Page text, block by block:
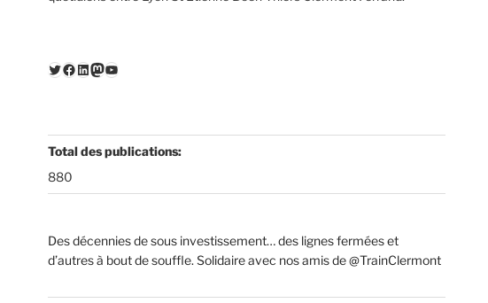
Twitter
Facebook
LinkedIn
Mastodon
YouTube
Total des publications:
880
Des décennies de sous investissement… des lignes fermées et
d’autres à bout de souffle. Solidaire avec nos amis de @TrainClermont